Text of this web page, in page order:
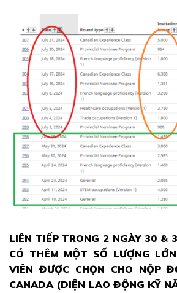
LIÊN TIẾP TRONG 2 NGÀY 30 &
CÓ THÊM MỘT SỐ LƯỢNG
VIÊN ĐƯỢC CHỌN CHO NỘP
CANADA (DIỆN LAO ĐỘNG KỸ